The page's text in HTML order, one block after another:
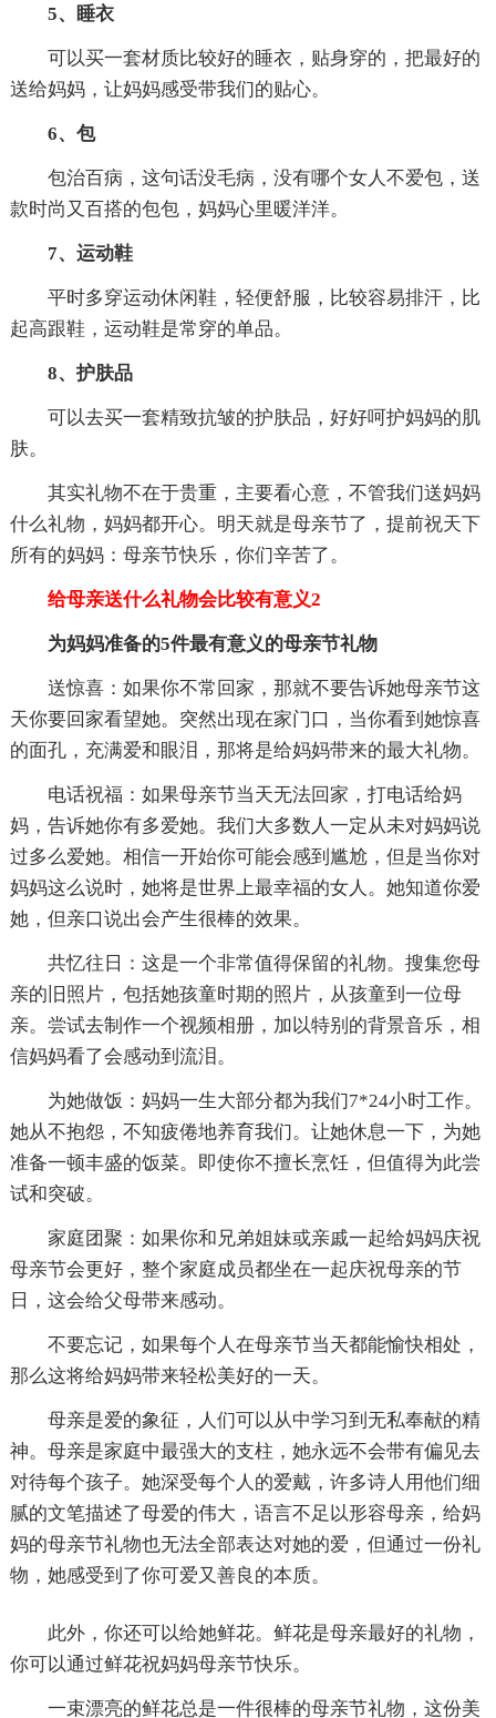
5、睡衣
可以买一套材质比较好的睡衣，贴身穿的，把最好的
送给妈妈，让妈妈感受带我们的贴心。
6、包
包治百病，这句话没毛病，没有哪个女人不爱包，送
款时尚又百搭的包包，妈妈心里暖洋洋。
7、运动鞋
平时多穿运动休闲鞋，轻便舒服，比较容易排汗，比
起高跟鞋，运动鞋是常穿的单品。
8、护肤品
可以去买一套精致抗皱的护肤品，好好呵护妈妈的肌
肤。
其实礼物不在于贵重，主要看心意，不管我们送妈妈
什么礼物，妈妈都开心。明天就是母亲节了，提前祝天下
所有的妈妈：母亲节快乐，你们辛苦了。
给母亲送什么礼物会比较有意义2
为妈妈准备的5件最有意义的母亲节礼物
送惊喜：如果你不常回家，那就不要告诉她母亲节这
天你要回家看望她。突然出现在家门口，当你看到她惊喜
的面孔，充满爱和眼泪，那将是给妈妈带来的最大礼物。
电话祝福：如果母亲节当天无法回家，打电话给妈
妈，告诉她你有多爱她。我们大多数人一定从未对妈妈说
过多么爱她。相信一开始你可能会感到尴尬，但是当你对
妈妈这么说时，她将是世界上最幸福的女人。她知道你爱
她，但亲口说出会产生很棒的效果。
共忆往日：这是一个非常值得保留的礼物。搜集您母
亲的旧照片，包括她孩童时期的照片，从孩童到一位母
亲。尝试去制作一个视频相册，加以特别的背景音乐，相
信妈妈看了会感动到流泪。
为她做饭：妈妈一生大部分都为我们7*24小时工作。
她从不抱怨，不知疲倦地养育我们。让她休息一下，为她
准备一顿丰盛的饭菜。即使你不擅长烹饪，但值得为此尝
试和突破。
家庭团聚：如果你和兄弟姐妹或亲戚一起给妈妈庆祝
母亲节会更好，整个家庭成员都坐在一起庆祝母亲的节
日，这会给父母带来感动。
不要忘记，如果每个人在母亲节当天都能愉快相处，
那么这将给妈妈带来轻松美好的一天。
母亲是爱的象征，人们可以从中学习到无私奉献的精
神。母亲是家庭中最强大的支柱，她永远不会带有偏见去
对待每个孩子。她深受每个人的爱戴，许多诗人用他们细
腻的文笔描述了母爱的伟大，语言不足以形容母亲，给妈
妈的母亲节礼物也无法全部表达对她的爱，但通过一份礼
物，她感受到了你可爱又善良的本质。
此外，你还可以给她鲜花。鲜花是母亲最好的礼物，
你可以通过鲜花祝妈妈母亲节快乐。
一束漂亮的鲜花总是一件很棒的母亲节礼物，这份美